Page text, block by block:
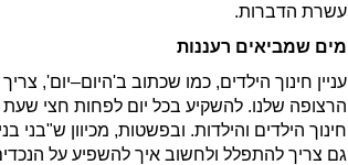
עשרת הדברות.
מים שמביאים רעננות
עניין חינוך הילדים, כמו שכתוב ב'היום–יום',
הרצופה שלנו. להשקיע בכל יום לפחות חצי
חינוך הילדים והילדות. ובפשטות, מכיוון ש"בני
גם צריך להתפלל ולחשוב איך להשפיע על